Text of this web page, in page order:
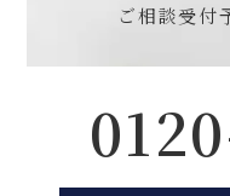
ご相談受付